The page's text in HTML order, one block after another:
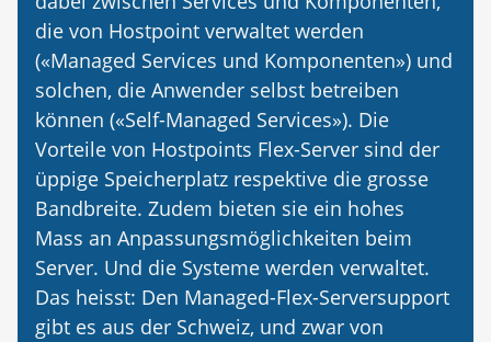
die von Hostpoint verwaltet werden
(«Managed Services und Komponenten») und
solchen, die Anwender selbst betreiben
können («Self-Managed Services»). Die
Vorteile von Hostpoints Flex-Server sind der
üppige Speicherplatz respektive die grosse
Bandbreite. Zudem bieten sie ein hohes
Mass an Anpassungsmöglichkeiten beim
Server. Und die Systeme werden verwaltet.
Das heisst: Den Managed-Flex-Serversupport
gibt es aus der Schweiz, und zwar von